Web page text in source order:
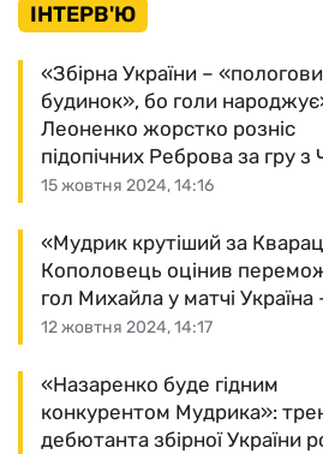
ІНТЕРВ'Ю
15 жовтня 2024, 14:16
«Збірна України –
будинок», бо голи
Леоненко жорстко розніс
підопічних Реброва за гру з
12 жовтня 2024, 14:17
«Мудрик крутіший за
Кополовець оцінив
гол Михайла у матчі Україна
«Назаренко буде гідним
конкурентом Мудрика»:
дебютанта збірної України